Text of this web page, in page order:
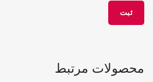
محصولات مرتبط